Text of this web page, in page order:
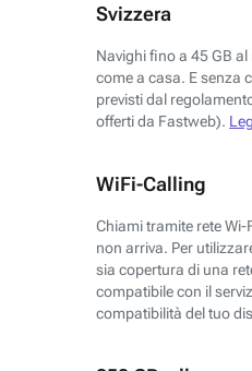
Svizzera
Navighi fino a 45 GB
come a casa. E senza
previsti dal
offerti da Fastweb).
WiFi-Calling
Chiami tramite rete
non arriva. Per
sia copertura di una
compatibile con il
compatibilità del tuo